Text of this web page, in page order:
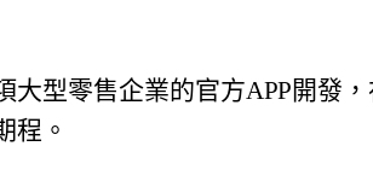
型零售企業的官方APP開發，
程。